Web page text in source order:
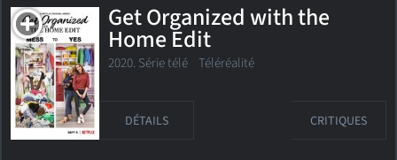
Get Organized with the
Home Edit
2020. Série télé Téléréalité
DÉTAILS CRITIQUES